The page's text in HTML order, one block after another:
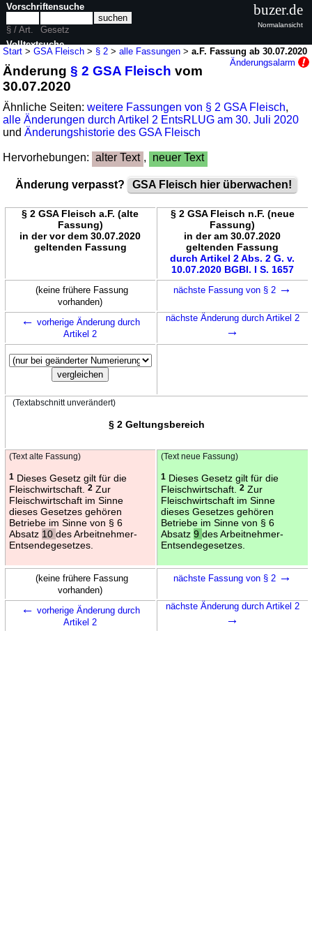
Start >GSA Fleisch > § 2 >alle Fassungen >a.F. Fassung ab 30.07.2020
Änderungsalarm
Änderung§ 2 GSA Fleisch vom
30.07.2020
Ähnliche Seiten:weitere Fassungen von § 2 GSA Fleisch,
alle Änderungen durch Artikel 2 EntsRLUG am 30. Juli 2020
undÄnderungshistorie des GSA Fleisch
Hervorhebungen: alter Text , neuer Text
Änderung verpasst? GSA Fleisch hier überwachen!
§ 2 GSA Fleisch a.F. (alte
Fassung)
in der vor dem 30.07.2020
geltenden Fassung
§ 2 GSA Fleisch n.F. (neue
Fassung)
in der am 30.07.2020
geltenden Fassung
durch Artikel 2 Abs. 2 G. v.
10.07.2020 BGBl. I S. 1657
(keine frühere Fassung
vorhanden)
nächste Fassung von § 2 →
← vorherige Änderung durch
Artikel 2
nächste Änderung durch Artikel 2
→
(Textabschnitt unverändert)
§ 2 Geltungsbereich
(Text alte Fassung)
1Dieses Gesetz gilt für die
Fleischwirtschaft.
2Zur
Fleischwirtschaft im Sinne
dieses Gesetzes gehören
Betriebe im Sinne von § 6
Absatz 10 des Arbeitnehmer-
Entsendegesetzes.
(Text neue Fassung)
1Dieses Gesetz gilt für die
Fleischwirtschaft.
2Zur
Fleischwirtschaft im Sinne
dieses Gesetzes gehören
Betriebe im Sinne von § 6
Absatz 9 des Arbeitnehmer-
Entsendegesetzes.
(keine frühere Fassung
vorhanden)
nächste Fassung von § 2 →
← vorherige Änderung durch
Artikel 2
nächste Änderung durch Artikel 2
→
Vorschriftensuche
§ / Art.
Gesetz
Volltextsuche
nur in GSA Fleisch
buzer.de
Normalansicht